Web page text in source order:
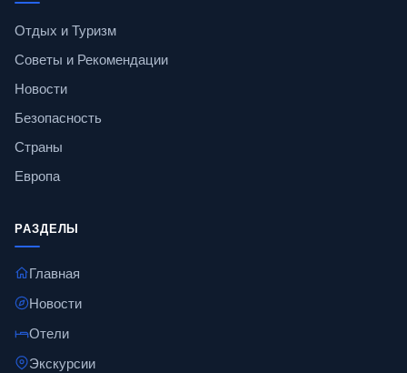
Отдых и Туризм
Советы и Рекомендации
Новости
Безопасность
Страны
Европа
РАЗДЕЛЫ
Главная
Новости
Отели
Экскурсии